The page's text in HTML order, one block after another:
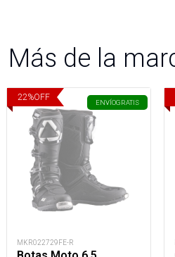
Más de la
22%OFF
ENVÍOGRATIS
MKR022729FE-R